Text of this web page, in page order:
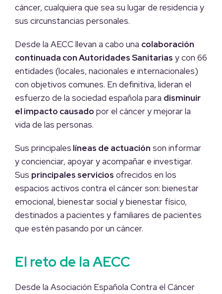
cáncer, cualquiera que sea su lugar de residencia y
sus circunstancias personales.
Desde la AECC llevan a cabo una colaboración
continuada con Autoridades Sanitarias y con 66
entidades (locales, nacionales e internacionales)
con objetivos comunes. En definitiva, lideran el
esfuerzo de la sociedad española para disminuir
el impacto causado por el cáncer y mejorar la
vida de las personas.
Sus principales líneas de actuación son informar
y concienciar, apoyar y acompañar e investigar.
Sus principales servicios ofrecidos en los
espacios activos contra el cáncer son: bienestar
emocional, bienestar social y bienestar físico,
destinados a pacientes y familiares de pacientes
que estén pasando por un cáncer.
El reto de la AECC
Desde la Asociación Española Contra el Cáncer